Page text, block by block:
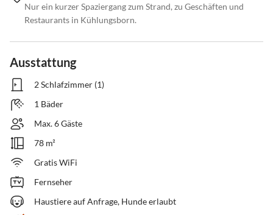
Nur ein kurzer Spaziergang zum Strand, zu Geschäften und
Restaurants in Kühlungsborn.
Ausstattung
2 Schlafzimmer (1)
1 Bäder
Max. 6 Gäste
78 m²
Gratis WiFi
Fernseher
Haustiere auf Anfrage, Hunde erlaubt